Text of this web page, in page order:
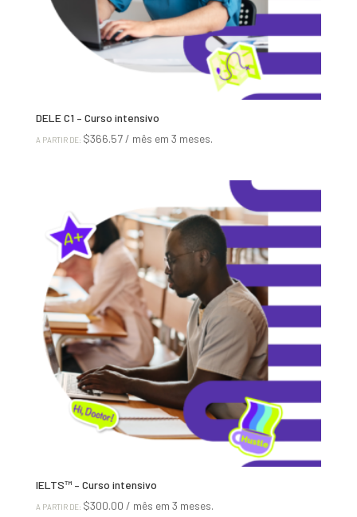
DELE C1 – Curso intensivo
A PARTIR DE: $366.57 / mês em 3 meses.
IELTS™ – Curso intensivo
A PARTIR DE: $300.00 / mês em 3 meses.